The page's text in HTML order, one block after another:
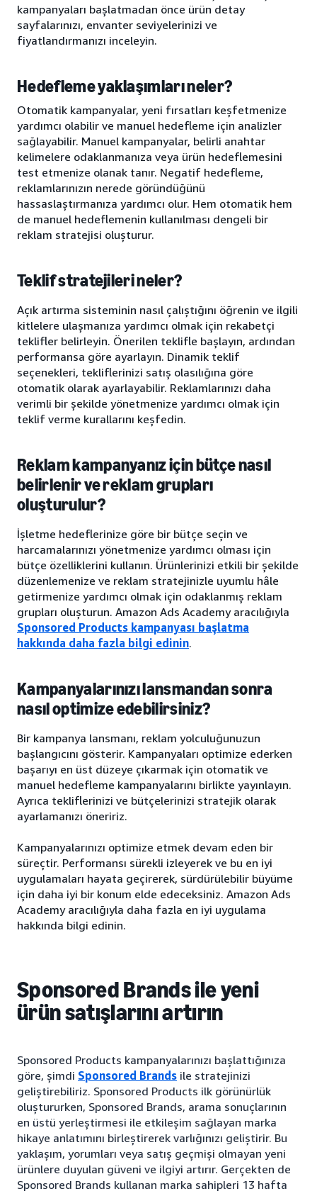
kampanyaları başlatmadan önce ürün detay
sayfalarınızı, envanter seviyelerinizi ve
fiyatlandırmanızı inceleyin.
Hedefleme yaklaşımları neler?
Otomatik kampanyalar, yeni fırsatları keşfetmenize
yardımcı olabilir ve manuel hedefleme için analizler
sağlayabilir. Manuel kampanyalar, belirli anahtar
kelimelere odaklanmanıza veya ürün hedeflemesini
test etmenize olanak tanır. Negatif hedefleme,
reklamlarınızın nerede göründüğünü
hassaslaştırmanıza yardımcı olur. Hem otomatik hem
de manuel hedeflemenin kullanılması dengeli bir
reklam stratejisi oluşturur.
Teklif stratejileri neler?
Açık artırma sisteminin nasıl çalıştığını öğrenin ve ilgili
kitlelere ulaşmanıza yardımcı olmak için rekabetçi
teklifler belirleyin. Önerilen teklifle başlayın, ardından
performansa göre ayarlayın. Dinamik teklif
seçenekleri, tekliflerinizi satış olasılığına göre
otomatik olarak ayarlayabilir. Reklamlarınızı daha
verimli bir şekilde yönetmenize yardımcı olmak için
teklif verme kurallarını keşfedin.
Reklam kampanyanız için bütçe nasıl
belirlenir ve reklam grupları
oluşturulur?
İşletme hedeflerinize göre bir bütçe seçin ve
harcamalarınızı yönetmenize yardımcı olması için
bütçe özelliklerini kullanın. Ürünlerinizi etkili bir şekilde
düzenlemenize ve reklam stratejinizle uyumlu hâle
getirmenize yardımcı olmak için odaklanmış reklam
grupları oluşturun. Amazon Ads Academy aracılığıyla
Sponsored Products kampanyası başlatma
hakkında daha fazla bilgi edinin.
Kampanyalarınızı lansmandan sonra
nasıl optimize edebilirsiniz?
Bir kampanya lansmanı, reklam yolculuğunuzun
başlangıcını gösterir. Kampanyaları optimize ederken
başarıyı en üst düzeye çıkarmak için otomatik ve
manuel hedefleme kampanyalarını birlikte yayınlayın.
Ayrıca tekliflerinizi ve bütçelerinizi stratejik olarak
ayarlamanızı öneririz.
Kampanyalarınızı optimize etmek devam eden bir
süreçtir. Performansı sürekli izleyerek ve bu en iyi
uygulamaları hayata geçirerek, sürdürülebilir büyüme
için daha iyi bir konum elde edeceksiniz. Amazon Ads
Academy aracılığıyla daha fazla en iyi uygulama
hakkında bilgi edinin.
Sponsored Brands ile yeni
ürün satışlarını artırın
Sponsored Products kampanyalarınızı başlattığınıza
göre, şimdi Sponsored Brands ile stratejinizi
geliştirebiliriz. Sponsored Products ilk görünürlük
oluştururken, Sponsored Brands, arama sonuçlarının
en üstü yerleştirmesi ile etkileşim sağlayan marka
hikaye anlatımını birleştirerek varlığınızı geliştirir. Bu
yaklaşım, yorumları veya satış geçmişi olmayan yeni
ürünlere duyulan güveni ve ilgiyi artırır. Gerçekten de
Sponsored Brands kullanan marka sahipleri 13 hafta